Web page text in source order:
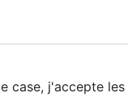
case, j'accepte